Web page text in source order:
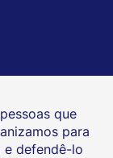
que
para
defendê-lo